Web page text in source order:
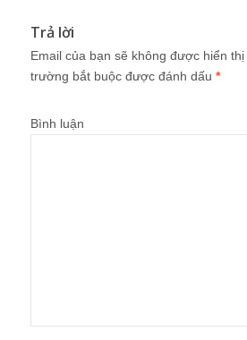
Trả lời
Email của bạn sẽ không được hiển thị
trường bắt buộc được đánh dấu *
Bình luận